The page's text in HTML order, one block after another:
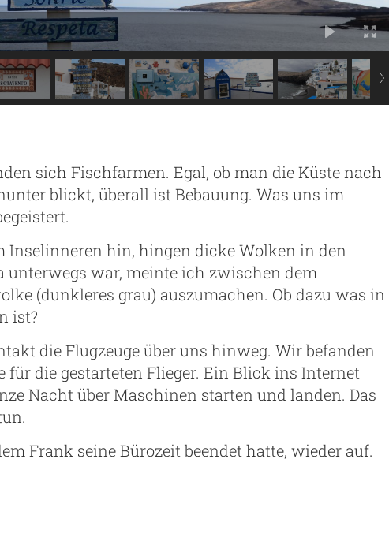
sich Fischfarmen. Egal, ob man die Küste nach
blickt, überall ist Bebauung. Was uns im
Inselinneren hin, hingen dicke Wolken in den
unterwegs war, meinte ich zwischen dem
(dunkleres grau) auszumachen. Ob dazu was in
ist?
die Flugzeuge über uns hinweg. Wir befanden
für die gestarteten Flieger. Ein Blick ins Internet
Nacht über Maschinen starten und landen. Das
Frank seine Bürozeit beendet hatte, wieder auf.